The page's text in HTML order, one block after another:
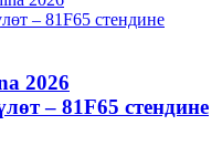
2026
– 81F65 стендине